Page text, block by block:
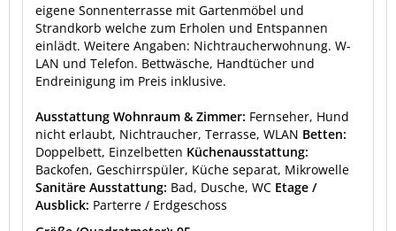
eigene Sonnenterrasse mit Gartenmöbel und
Strandkorb welche zum Erholen und Entspannen
einlädt. Weitere Angaben: Nichtraucherwohnung. W-
LAN und Telefon. Bettwäsche, Handtücher und
Endreinigung im Preis inklusive.
Ausstattung Wohnraum & Zimmer: Fernseher, Hund
nicht erlaubt, Nichtraucher, Terrasse, WLAN Betten:
Doppelbett, Einzelbetten Küchenausstattung:
Backofen, Geschirrspüler, Küche separat, Mikrowelle
Sanitäre Ausstattung: Bad, Dusche, WC Etage /
Ausblick: Parterre / Erdgeschoss